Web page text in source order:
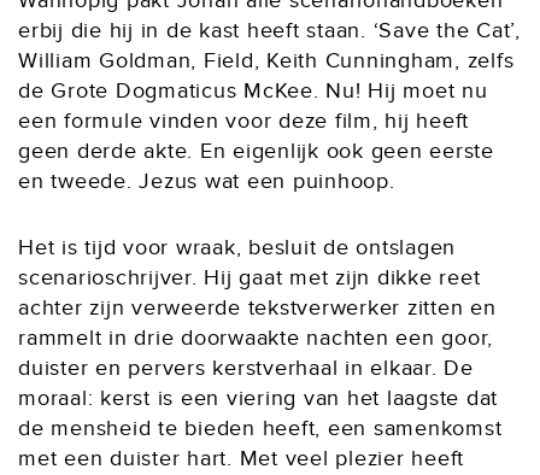
erbij die hij in de kast heeft staan. ‘Save the Cat’,
William Goldman, Field, Keith Cunningham, zelfs
de Grote Dogmaticus McKee. Nu! Hij moet nu
een formule vinden voor deze film, hij heeft
geen derde akte. En eigenlijk ook geen eerste
en tweede. Jezus wat een puinhoop.
Het is tijd voor wraak, besluit de ontslagen
scenarioschrijver. Hij gaat met zijn dikke reet
achter zijn verweerde tekstverwerker zitten en
rammelt in drie doorwaakte nachten een goor,
duister en pervers kerstverhaal in elkaar. De
moraal: kerst is een viering van het laagste dat
de mensheid te bieden heeft, een samenkomst
met een duister hart. Met veel plezier heeft